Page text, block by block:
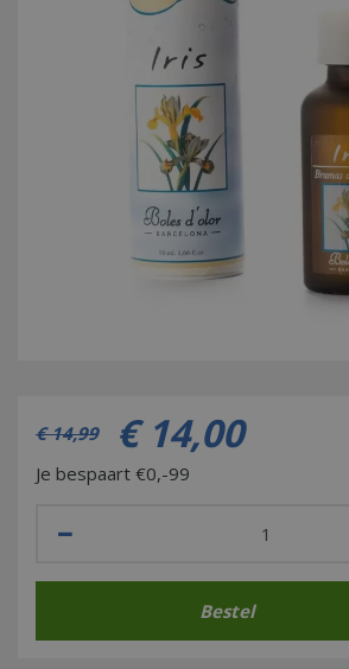
€ 14,99 € 14,00
Je bespaart €0,-99